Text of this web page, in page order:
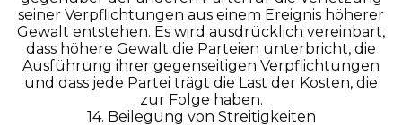
seiner Verpflichtungen aus einem Ereignis höherer
Gewalt entstehen. Es wird ausdrücklich vereinbart,
dass höhere Gewalt die Parteien unterbricht, die
Ausführung ihrer gegenseitigen Verpflichtungen
und dass jede Partei trägt die Last der Kosten, die
zur Folge haben.
14. Beilegung von Streitigkeiten